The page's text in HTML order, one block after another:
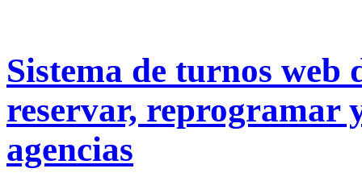
Sistema de turnos
reservar, reprogramar
agencias